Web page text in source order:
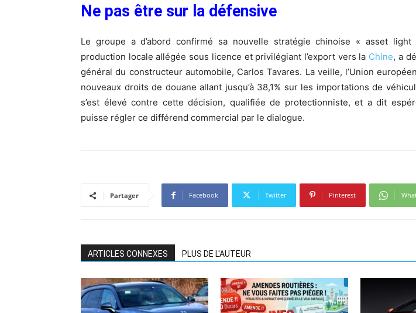
Ne pas être sur la défensive
Le groupe a d’abord confirmé sa nouvelle stratégie chinoise « asset
production locale allégée sous licence et privilégiant l’export vers la Chine, a
général du constructeur automobile, Carlos Tavares. La veille, l’Union
nouveaux droits de douane allant jusqu’à 38,1% sur les importations de
s’est élevé contre cette décision, qualifiée de protectionniste, et a dit
puisse régler ce différend commercial par le dialogue.
Partager Facebook Twitter Pinterest
ARTICLES CONNEXES PLUS DE L'AUTEUR